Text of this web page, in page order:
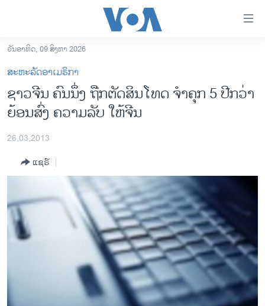
ເຂົ້າ
ຫາ
ຂ້າມ
ຂ້າມ
ຫາ
ອາເມຣິກາ
ຂ່າວ​ຈີນ
ໂລກ
ອິດສະຫຼະພາບດ້ານການຂ່າວ
ຊີວິດຊາວລາວ
ວິທະຍາສາດ-ເທັກໂນໂລຈີ
ທຸລະກິດ
ວັນອາທິດ, 09 ສິງຫາ 2026
ສະຫະລັດອາເມຣິກາ
ຊາວຈີນ ຄົນນຶ່ງ ຖືກຕັດສິນໂທດ ຈຳຄຸກ 5 ປີກວ່າ
ຍ້ອນສົ່ງ ຄວາມລັບ ໃຫ້ຈີນ
26,03,2013
ແຊຣ໌